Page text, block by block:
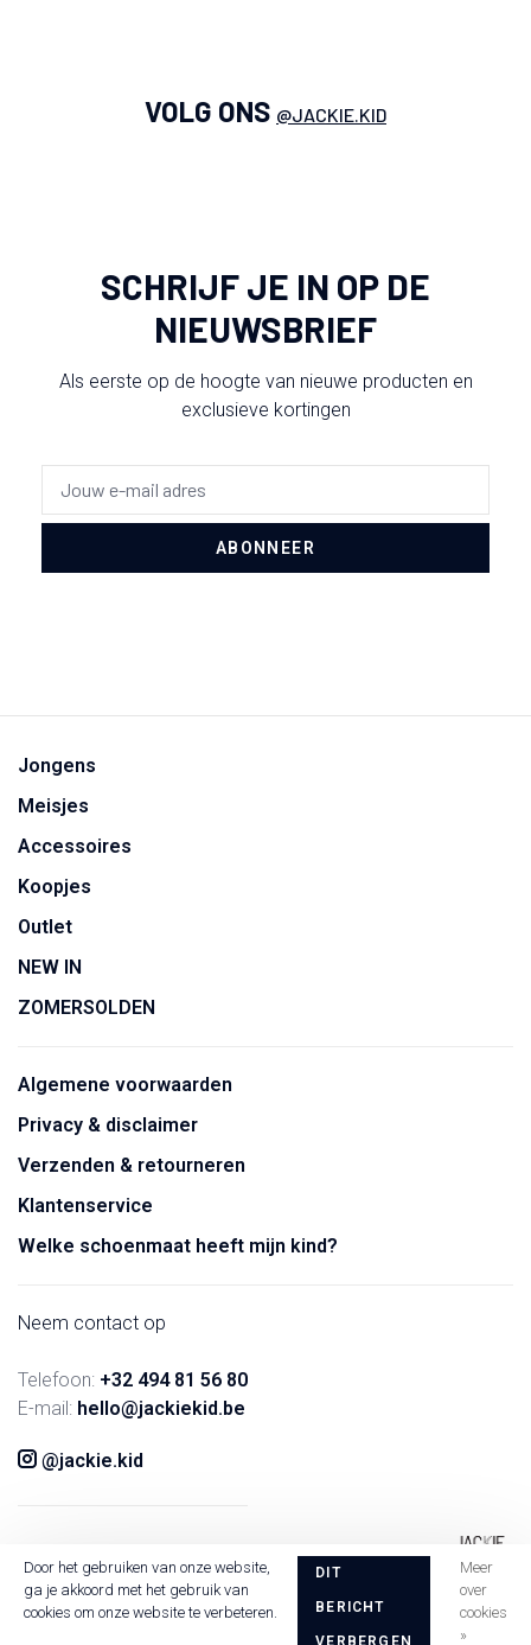
VOLG ONS @JACKIE.KID
SCHRIJF JE IN OP DE
NIEUWSBRIEF
Als eerste op de hoogte van nieuwe producten en
exclusieve kortingen
ABONNEER
Jongens
Meisjes
Accessoires
Koopjes
Outlet
NEW IN
ZOMERSOLDEN
Algemene voorwaarden
Privacy & disclaimer
Verzenden & retourneren
Klantenservice
Welke schoenmaat heeft mijn kind?
Neem contact op
Telefoon: +32 494 81 56 80
E-mail: hello@jackiekid.be
@jackie.kid
Door het gebruiken van onze website,
ga je akkoord met het gebruik van
cookies om onze website te verbeteren.
DIT
BERICHT
VERBERGEN
Meer
over
cookies
»